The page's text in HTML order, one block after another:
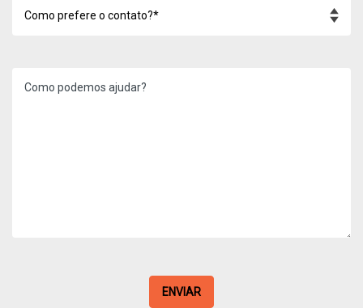
ENVIAR